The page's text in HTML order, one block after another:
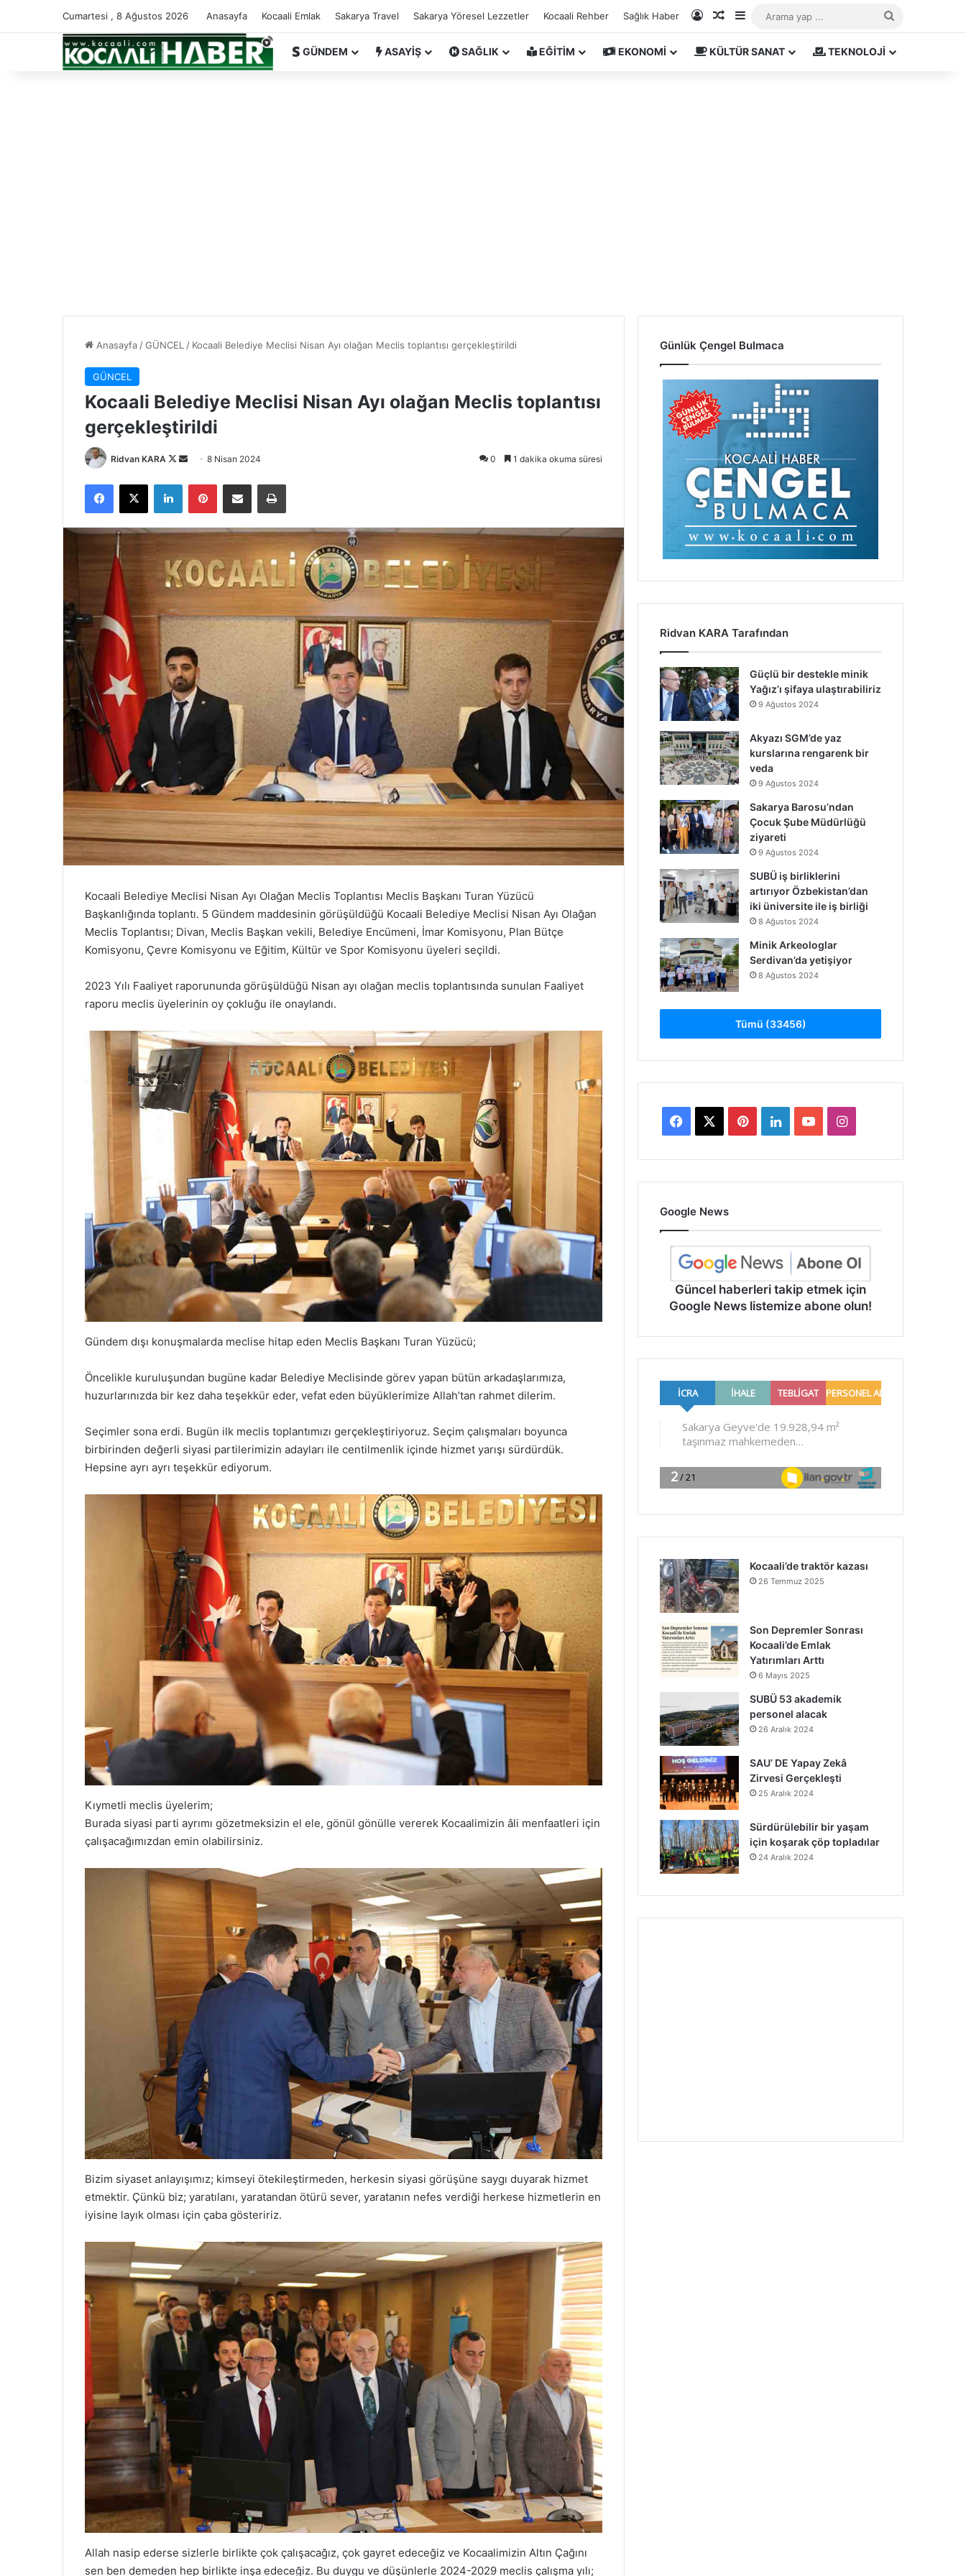
Cumartesi , 8 Ağustos 2026 Anasayfa Kocaali Emlak Sakarya Travel Sakarya Yöresel Lezzetler Kocaali Rehber Sağlık Haber Kayıt OlRastgele Makale
Kenar Bölmesi
GÜNDEM ASAYİŞ SAĞLIK EĞİTİM EKONOMİ KÜLTÜR SANAT TEKNOLOJİ
Anasayfa /GÜNCEL / Kocaali Belediye Meclisi Nisan Ayı olağan Meclis toplantısı gerçekleştirildi
GÜNCEL
Kocaali Belediye Meclisi Nisan Ayı olağan Meclis toplantısı
gerçekleştirildi
Ridvan KARA
Follow
Bir
posta
göndermek
8 Nisan 2024 0 1 dakika okuma süresi
Facebook
X LinkedInPinterestE-Posta ile paylaş Yazdır
Kocaali Belediye Meclisi Nisan Ayı Olağan Meclis Toplantısı Meclis Başkanı Turan Yüzücü
Başkanlığında toplantı. 5 Gündem maddesinin görüşüldüğü Kocaali Belediye Meclisi Nisan Ayı Olağan
Meclis Toplantısı; Divan, Meclis Başkan vekili, Belediye Encümeni, İmar Komisyonu, Plan Bütçe
Komisyonu, Çevre Komisyonu ve Eğitim, Kültür ve Spor Komisyonu üyeleri seçildi.
2023 Yılı Faaliyet raporununda görüşüldüğü Nisan ayı olağan meclis toplantısında sunulan Faaliyet
raporu meclis üyelerinin oy çokluğu ile onaylandı.
Gündem dışı konuşmalarda meclise hitap eden Meclis Başkanı Turan Yüzücü;
Öncelikle kuruluşundan bugüne kadar Belediye Meclisinde görev yapan bütün arkadaşlarımıza,
huzurlarınızda bir kez daha teşekkür eder, vefat eden büyüklerimize Allah’tan rahmet dilerim.
Seçimler sona erdi. Bugün ilk meclis toplantımızı gerçekleştiriyoruz. Seçim çalışmaları boyunca
birbirinden değerli siyasi partilerimizin adayları ile centilmenlik içinde hizmet yarışı sürdürdük.
Hepsine ayrı ayrı teşekkür ediyorum.
Kıymetli meclis üyelerim;
Burada siyasi parti ayrımı gözetmeksizin el ele, gönül gönülle vererek Kocaalimizin âli menfaatleri için
çalışacağımızdan emin olabilirsiniz.
Bizim siyaset anlayışımız; kimseyi ötekileştirmeden, herkesin siyasi görüşüne saygı duyarak hizmet
etmektir. Çünkü biz; yaratılanı, yaratandan ötürü sever, yaratanın nefes verdiği herkese hizmetlerin en
iyisine layık olması için çaba gösteririz.
Allah nasip ederse sizlerle birlikte çok çalışacağız, çok gayret edeceğiz ve Kocaalimizin Altın Çağını
sen ben demeden hep birlikte inşa edeceğiz. Bu duygu ve düşünlerle 2024-2029 meclis çalışma yılı;
Günlük Çengel Bulmaca
Ridvan KARA Tarafından
Güçlü bir destekle minik
Yağız’ı şifaya ulaştırabiliriz
9 Ağustos 2024
Akyazı SGM’de yaz
kurslarına rengarenk bir
veda
9 Ağustos 2024
Sakarya Barosu’ndan
Çocuk Şube Müdürlüğü
ziyareti
9 Ağustos 2024
SUBÜ iş birliklerini
artırıyor Özbekistan’dan
iki üniversite ile iş birliği
8 Ağustos 2024
Minik Arkeologlar
Serdivan’da yetişiyor
8 Ağustos 2024
Tümü (33456)
Facebook PinterestLinkedInYouTubeInstagram
Google News
Güncel haberleri takip etmek için
Google News listemize abone olun!
Kocaali’de traktör kazası
26 Temmuz 2025
Son Depremler Sonrası
Kocaali’de Emlak
Yatırımları Arttı
6 Mayıs 2025
SUBÜ 53 akademik
personel alacak
26 Aralık 2024
SAU’ DE Yapay Zekâ
Zirvesi Gerçekleşti
25 Aralık 2024
Sürdürülebilir bir yaşam
için koşarak çöp topladılar
24 Aralık 2024